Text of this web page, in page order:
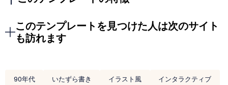
このテンプレートを見つけた人は次のサイト
も訪れます
90年代 いたずら書き イラスト風
インタラクティブ